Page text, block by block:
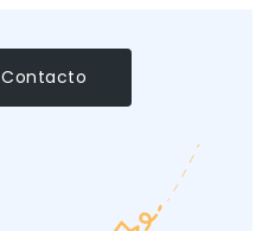
Contacto